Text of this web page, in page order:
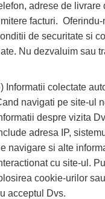
adrese de livrare
facturi.
de securitate si
Nu dezvaluim sau
Informatii colectate
navigati pe site-ul
despre vizita
adresa IP,
navigare si alte
cu site-ul.
cookie-urilor
acceptul Dvs.